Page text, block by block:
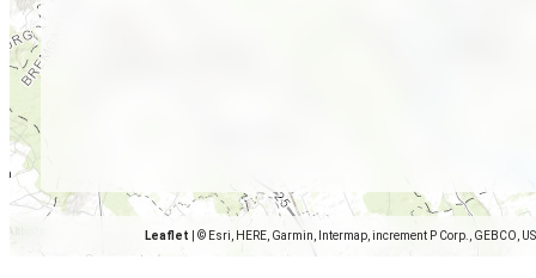
Leaflet © Esri, HERE, Garmin, Intermap, increment P Corp., GEBCO,